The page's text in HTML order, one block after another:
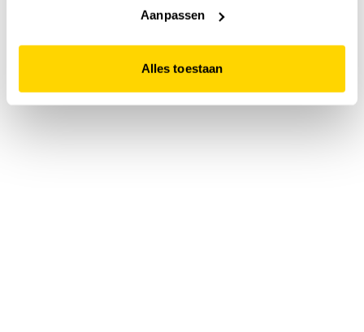
website niet optimaal functioneert.
Aanpassen
Alles toestaan